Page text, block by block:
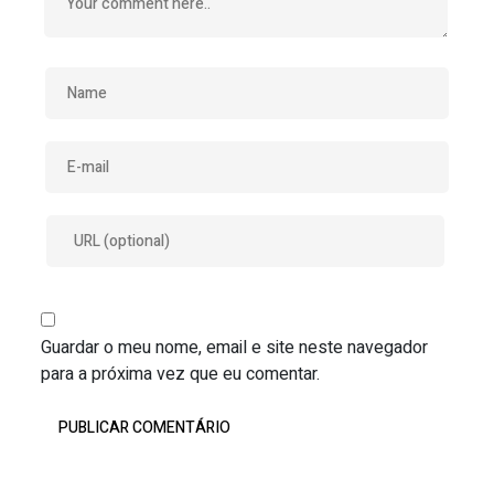
Guardar o meu nome, email e site neste navegador
para a próxima vez que eu comentar.